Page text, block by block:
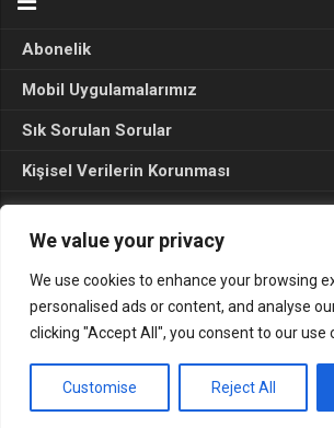
We value your privacy
We use cookies to enhance your browsing
personalised ads or content, and analyse
clicking "Accept All", you consent to our use
Customise Reject All
Abonelik
Mobil Uygulamalarımız
Sık Sorulan Sorular
Kişisel Verilerin Korunması
Seçim Sonuçları 2024
Gerçek Hayat © 2015. Her hakkı